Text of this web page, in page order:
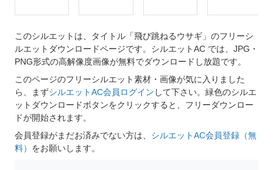
このシルエットは、タイトル「飛び跳ねるウサギ」のフリーシ
ルエットダウンロードページです。シルエットAC では、JPG・
PNG形式の高解像度画像が無料でダウンロードし放題です。
このページのフリーシルエット素材・画像が気に入りました
ら、まずシルエットAC会員ログイン して下さい。緑色のシルエ
ットダウンロードボタンをクリックすると、フリーダウンロー
ドが開始されます。
会員登録がまだお済みでない方は、 シルエットAC会員登録（無
料） をお願いします。